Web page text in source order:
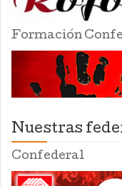
Formación
Nuestras
Confederal